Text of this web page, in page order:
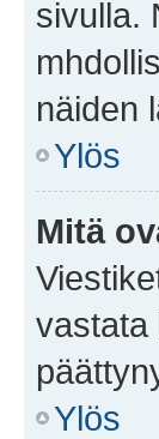
sivulla.
näiden
Ylös
Mitä
vastata
Ylös